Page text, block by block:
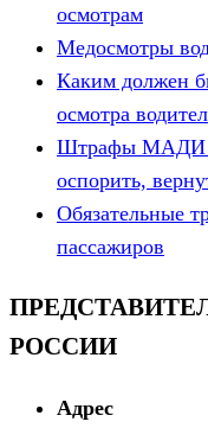
осмотрам
Медосмотры
Каким должен
осмотра
Штрафы МАДИ
оспорить,
Обязательные
пассажиров
РОССИИ
Адрес